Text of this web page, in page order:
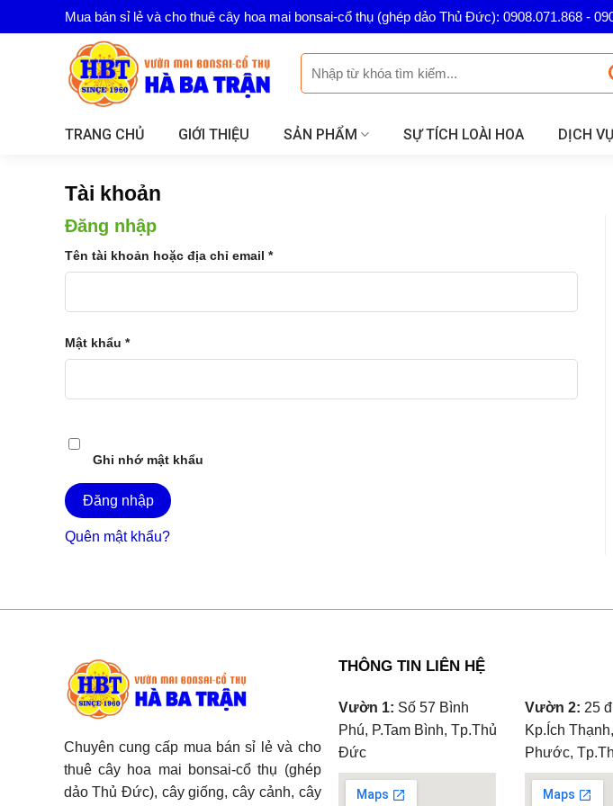
to
Mua bán sỉ lẻ và cho thuê cây hoa mai bonsai-cổ thụ (ghép dảo Thủ Đức): 0908.071.868 -
kiếm:
TRANG CHỦ GIỚI THIỆU SẢN PHẨM SỰ TÍCH LOÀI HOA DỊCH VỤ
Tài khoản
Đăng nhập
Tên tài khoản hoặc địa chỉ email *
Mật khẩu *
Ghi nhớ mật khẩu
Đăng nhập
Quên mật khẩu?
Chuyên cung cấp mua bán sỉ lẻ và cho
thuê cây hoa mai bonsai-cổ thụ (ghép
dảo Thủ Đức), cây giống, cây cảnh, cây
THÔNG TIN LIÊN HỆ
Vườn 1: Số 57 Bình
Phú, P.Tam Bình, Tp.Thủ
Đức
Vườn 2: 25
Kp.Ích
Phước,